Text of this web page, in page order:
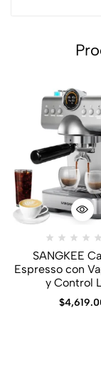
SANGKEE
Espresso con
y Control
$